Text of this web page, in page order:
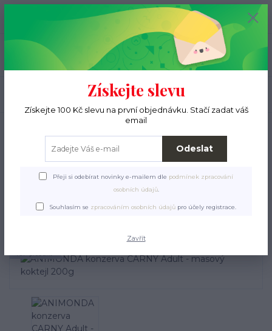
Menu
(Po-Pá, 9-15 hod.)
0 ks
0 Kč
Krmení a pamlsky Konzervy a kapsičky
konzerva CARNY Adult - masový koktejl 200g
ANIMONDA konzerva
CARNY Adult - masový
koktejl 200g
Získejte slevu
Získejte 100 Kč slevu na první objednávku. Stačí zadat váš
email
Odeslat
Přeji si odebírat novinky e-mailem dle podmínek zpracování
osobních údajů.
Souhlasím se zpracováním osobních údajů pro účely registrace.
Zavřít